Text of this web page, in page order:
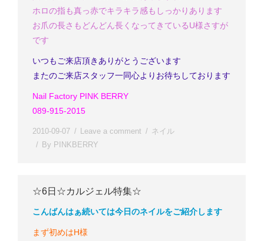
ホロの指も真っ赤でキラキラ感もしっかりあります
お爪の長さもどんどん長くなってきているU様さすが
です
いつもご来店頂きありがとうございます
またのご来店スタッフ一同心よりお待ちしております
Nail Factory PINK BERRY
089-915-2015
2010-09-07 Leave a comment
ネイル
By PINKBERRY
☆6日☆カルジェル特集☆
こんばんはぁ続いては今日のネイルをご紹介します
まず初めはH様